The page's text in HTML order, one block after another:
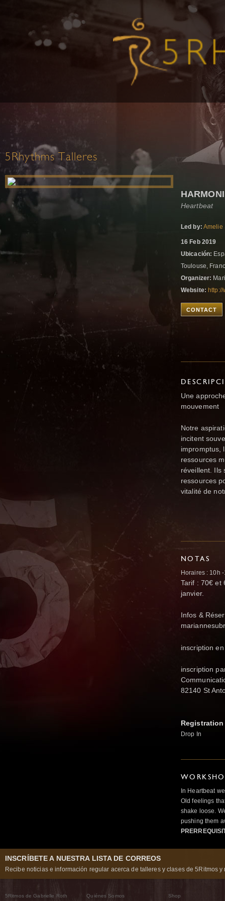
5Rhythms Talleres
Heartbeat
Led by: Amelie
16 Feb 2019
Ubicación:
Toulouse,
Organizer:
Website:
CONTACT
Une
mouvement
Notre
incitent
impromptus,
ressources
réveillent. Ils
ressources
vitalité de
NOTAS
Horaires : 10h
Tarif : 70€ et
janvier.
Infos &
inscription
inscription
82140 St
Drop In
In Heartbeat
Old feelings
shake loose.
pushing them
INSCRÍBETE A NUESTRA LISTA DE CORREOS
Recibe noticias e información regular acerca de talleres y clases de 5Ritmos y
5Ritmos de Gabrielle Roth Quiénes Somos Shop